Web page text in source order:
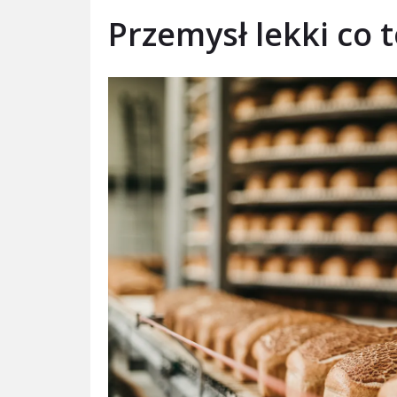
Przemysł lekki co